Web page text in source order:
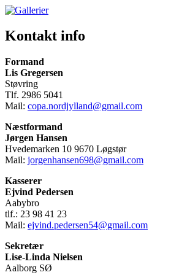
Kontakt info
Formand
Lis Gregersen
Støvring
Tlf. 2986 5041
Mail: copa.nordjylland@gmail.com
Næstformand
Jørgen Hansen
Hvedemarken 10 9670 Løgstør
Mail: jorgenhansen698@gmail.com
Kasserer
Ejvind Pedersen
Aabybro
tlf.: 23 98 41 23
Mail: ejvind.pedersen54@gmail.com
Sekretær
Lise-Linda Nielsen
Aalborg SØ